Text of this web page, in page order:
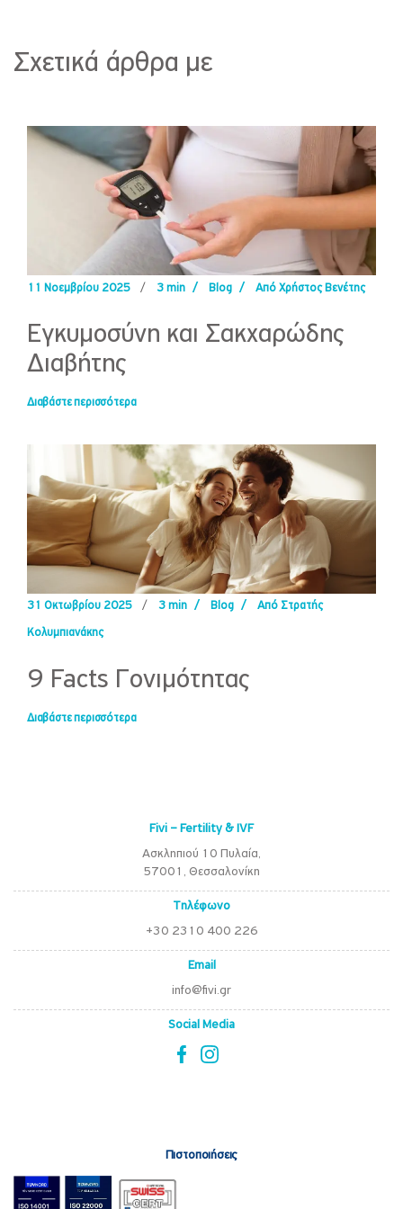
Σχετικά άρθρα με
11 Νοεμβρίου 2025 / 3 min / Blog / Από Χρήστος Βενέτης
Εγκυμοσύνη και Σακχαρώδης
Διαβήτης
Διαβάστε περισσότερα
31 Οκτωβρίου 2025 / 3 min / Blog / Από Στρατής
Κολυμπιανάκης
9 Facts Γονιμότητας
Διαβάστε περισσότερα
Fivi – Fertility & IVF
Ασκληπιού 10 Πυλαία,
57001, Θεσσαλονίκη
Τηλέφωνο
+30 2310 400 226
Email
info@fivi.gr
Social Media
Πιστοποιήσεις